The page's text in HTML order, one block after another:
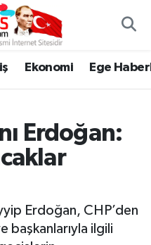
Ekonomi Ege
Erdoğan:
Erdoğan, CHP’den
başkanlarıyla ilgili
Haritası
ve Fikstür